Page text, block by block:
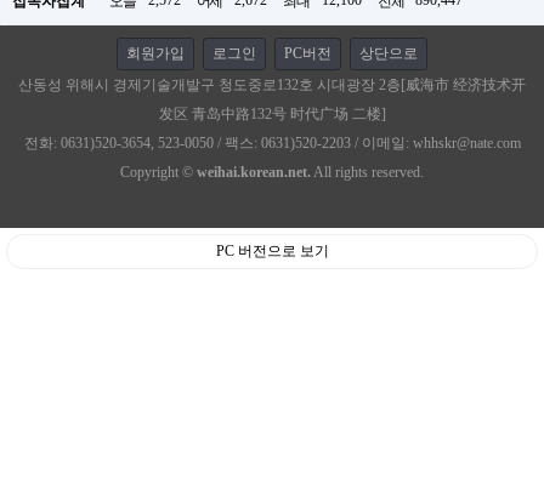
회원가입 로그인 PC버전
상단으로
산동성 위해시 경제기술개발구 청도중로132호 시대광장 2층[威海市 经济技术开
发区 青岛中路132号 时代广场 二楼]
전화: 0631)520-3654, 523-0050 / 팩스: 0631)520-2203 / 이메일: whhskr@nate.com
Copyright © weihai.korean.net.All rights reserved.
PC 버전으로 보기